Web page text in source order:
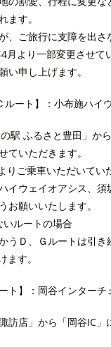
ます。
、ご旅行に支障を出
より一部変更させて
い申し上げます。
ルート】：小布施ハイ
駅 ふるさと豊田」か
ていただきます。
りご乗車いただいてい
イウェイオアシス、須
お願いいたします。
ルートの場合
うＤ、Ｇルートは引き
ます。
ト】：岡谷インターチ
店」から「岡谷IC」